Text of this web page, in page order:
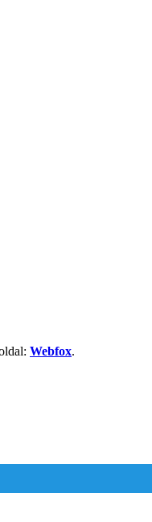
Webfox.